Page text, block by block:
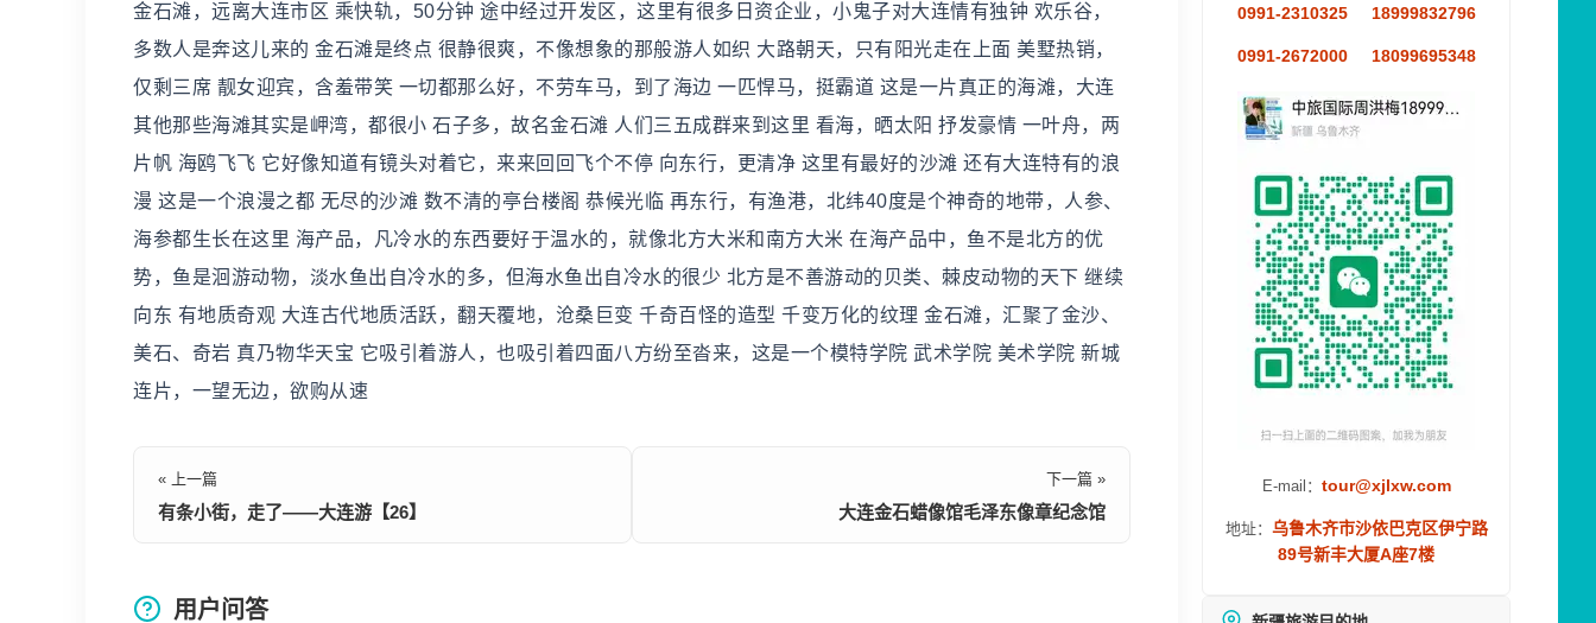
金石滩，远离大连市区 乘快轨，50分钟 途中经过开发区，这里有很多日资企业，小鬼子对大连情有独钟 欢乐谷，
多数人是奔这儿来的 金石滩是终点 很静很爽，不像想象的那般游人如织 大路朝天，只有阳光走在上面 美墅热销，
仅剩三席 靓女迎宾，含羞带笑 一切都那么好，不劳车马，到了海边 一匹悍马，挺霸道 这是一片真正的海滩，大连
其他那些海滩其实是岬湾，都很小 石子多，故名金石滩 人们三五成群来到这里 看海，晒太阳 抒发豪情 一叶舟，两
片帆 海鸥飞飞 它好像知道有镜头对着它，来来回回飞个不停 向东行，更清净 这里有最好的沙滩 还有大连特有的浪
漫 这是一个浪漫之都 无尽的沙滩 数不清的亭台楼阁 恭候光临 再东行，有渔港，北纬40度是个神奇的地带，人参、
海参都生长在这里 海产品，凡冷水的东西要好于温水的，就像北方大米和南方大米 在海产品中，鱼不是北方的优
势，鱼是洄游动物，淡水鱼出自冷水的多，但海水鱼出自冷水的很少 北方是不善游动的贝类、棘皮动物的天下 继续
向东 有地质奇观 大连古代地质活跃，翻天覆地，沧桑巨变 千奇百怪的造型 千变万化的纹理 金石滩，汇聚了金沙、
美石、奇岩 真乃物华天宝 它吸引着游人，也吸引着四面八方纷至沓来，这是一个模特学院 武术学院 美术学院 新城
连片，一望无边，欲购从速
« 上一篇
有条小街，走了——大连游【26】
下一篇 »
大连金石蜡像馆毛泽东像章纪念馆
用户问答
0991-2310325 18999832796
0991-2672000 18099695348
E-mail： tour@xjlxw.com
地址： 乌鲁木齐市沙依巴克区伊宁路
89号新丰大厦A座7楼